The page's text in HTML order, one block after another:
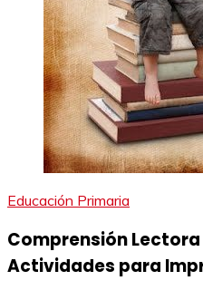
Educación Primaria
Comprensión Lectora
Actividades para